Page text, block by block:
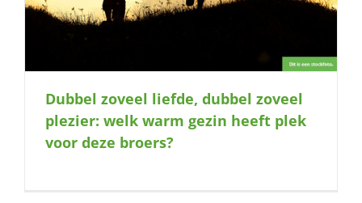
Dubbel zoveel liefde, dubbel zoveel
plezier: welk warm gezin heeft plek
voor deze broers?